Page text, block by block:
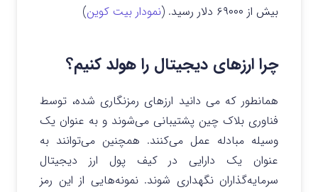
بیش از ۶۹۰۰۰ دلار رسید. (
نمودار بیت کوین)
چرا ارزهای دیجیتال را هولد کنیم؟
همانطور که می دانید ارزهای رمزنگاری شده، توسط
فناوری بلاک چین پشتیبانی می‌شوند و به عنوان یک
وسیله مبادله عمل می‌کنند. همچنین می‌توانند به
عنوان یک دارایی در کیف پول ارز دیجیتال
سرمایه‌گذاران نگهداری شوند. نمونه‌هایی از این رمز